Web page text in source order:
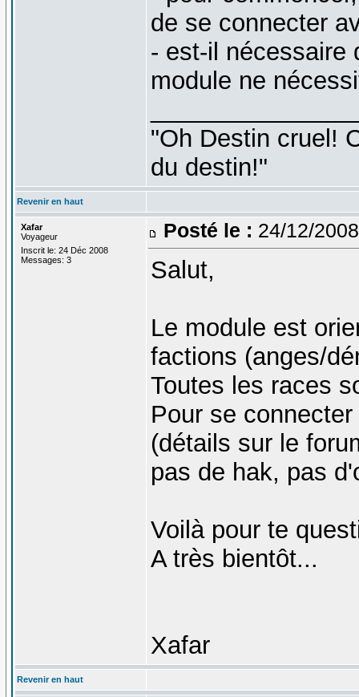
de se connecter
- est-il nécessaire
module ne
"Oh Destin cruel!
du destin!"
Revenir en haut
Xafar
Voyageur
Inscrit le: 24 Déc 2008
Messages: 3
Posté le : 24/12/
Salut,
Le module est
factions (anges/
Toutes les races
Pour se
(détails sur le
pas de hak, pas
Voilà pour te
A très bientôt...
Xafar
Revenir en haut